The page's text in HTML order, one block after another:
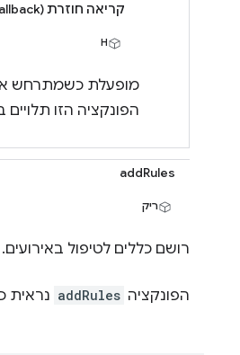
קריאה חוזרת (callback)
H
מופעלת כשמתרחש
הפונקציה הזו תלויים
addRules
ריק
רושם כללים לטיפול באירועים.
הפונקציה addRules נראית